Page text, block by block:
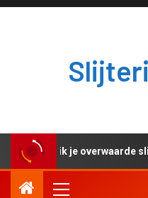
Hoe gebruik je overwaarde